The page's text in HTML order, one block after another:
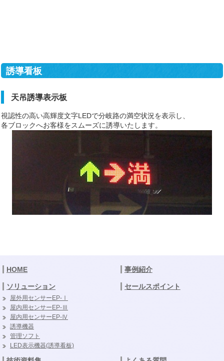
誘導看板
天吊誘導表示板
視認性の高い高輝度文字LEDで分岐路の満空状況を表示し、
各ブロックへお客様をスムーズに誘導いたします。
HOME 事例紹介
ソリューション
屋外用センサーEP-Ⅰ
屋内用センサーEP-Ⅲ
屋内用センサーEP-Ⅳ
誘導機器
管理ソフト
LED表示機器(誘導看板)
セールスポイント